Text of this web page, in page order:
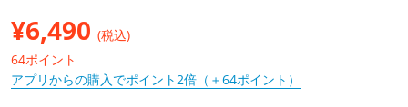
¥6,490 (税込)
64ポイント
アプリからの購入でポイント2倍（＋64ポイント）